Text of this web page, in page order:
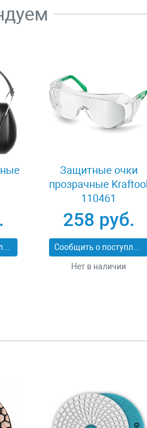
Сообщить о поступлении
Защитные очки
прозрачные Kraftool
110461
258 руб.
Сообщить о поступлении
Нет в наличии